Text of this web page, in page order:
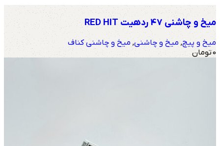
میخ و چاشنی 47 ردهیت RED HIT
میخ و پیچ,میخ و چاشنی, میخ و چاشنی کناف
0تومان